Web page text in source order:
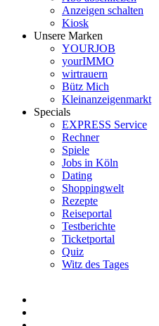
Anzeigen schalten
Kiosk
Unsere Marken
YOURJOB
yourIMMO
wirtrauern
Bütz Mich
Kleinanzeigenmarkt
Specials
EXPRESS Service
Rechner
Spiele
Jobs in Köln
Dating
Shoppingwelt
Rezepte
Reiseportal
Testberichte
Ticketportal
Quiz
Witz des Tages